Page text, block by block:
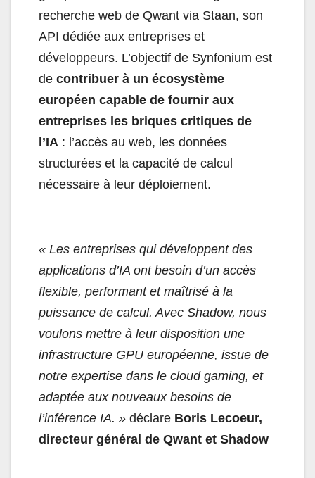
recherche web de Qwant via Staan, son
API dédiée aux entreprises et
développeurs. L’objectif de Synfonium est
de contribuer à un écosystème
européen capable de fournir aux
entreprises les briques critiques de
l’IA : l’accès au web, les données
structurées et la capacité de calcul
nécessaire à leur déploiement.
« Les entreprises qui développent des
applications d’IA ont besoin d’un accès
flexible, performant et maîtrisé à la
puissance de calcul. Avec Shadow, nous
voulons mettre à leur disposition une
infrastructure GPU européenne, issue de
notre expertise dans le cloud gaming, et
adaptée aux nouveaux besoins de
l’inférence IA. » déclare Boris Lecoeur,
directeur général de Qwant et Shadow